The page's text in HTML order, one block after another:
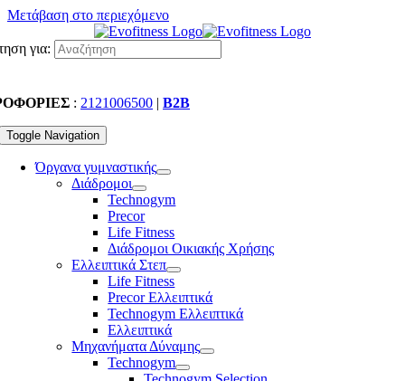
Μετάβαση στο περιεχόμενο
για:
: 2121006500 | B2B
Toggle Navigation
Όργανα γυμναστικής
Διάδρομοι
Technogym
Precor
Life Fitness
Διάδρομοι Οικιακής Χρήσης
Ελλειπτικά Στεπ
Life Fitness
Precor Ελλειπτικά
Technogym Ελλειπτικά
Ελλειπτικά
Μηχανήματα Δύναμης
Technogym